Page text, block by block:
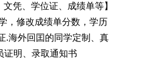
凭、学位证、成绩单等】
，修改成绩单分数，学历
.海外回囯的同学定制、真
证明、录取通知书